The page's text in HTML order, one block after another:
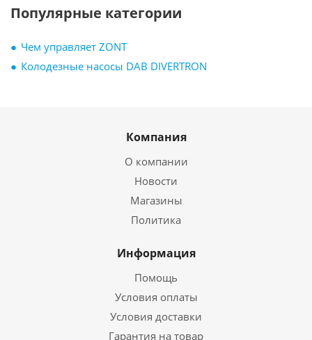
Популярные категории
Чем управляет ZONT
Колодезные насосы DAB DIVERTRON
Компания
О компании
Новости
Магазины
Политика
Информация
Помощь
Условия оплаты
Условия доставки
Гарантия на товар